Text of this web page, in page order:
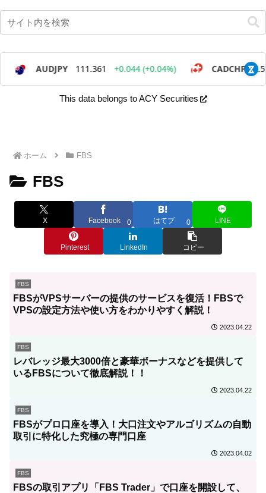
This data belongs to ACY Securities
ホーム FBS
FBS
X Facebook 0 はてブ 0 LINE
Pinterest LinkedIn コピー
FBS
FBSがVPSサーバーの提供のサービスを復活！FBSで
VPSの設定方法や使い方をわかりやすく解説！
2023.04.22
FBS
レバレッジ最大3000倍と豪華ボーナスなどを提供して
いるFBSについて徹底解説！！
2023.04.22
FBS
FBSがプロ口座を導入！大口注文やアルゴリズムの自動
取引に特化した究極の専門口座
2023.04.02
FBS
FBSの取引アプリ「FBS Trader」で口座を開設して、